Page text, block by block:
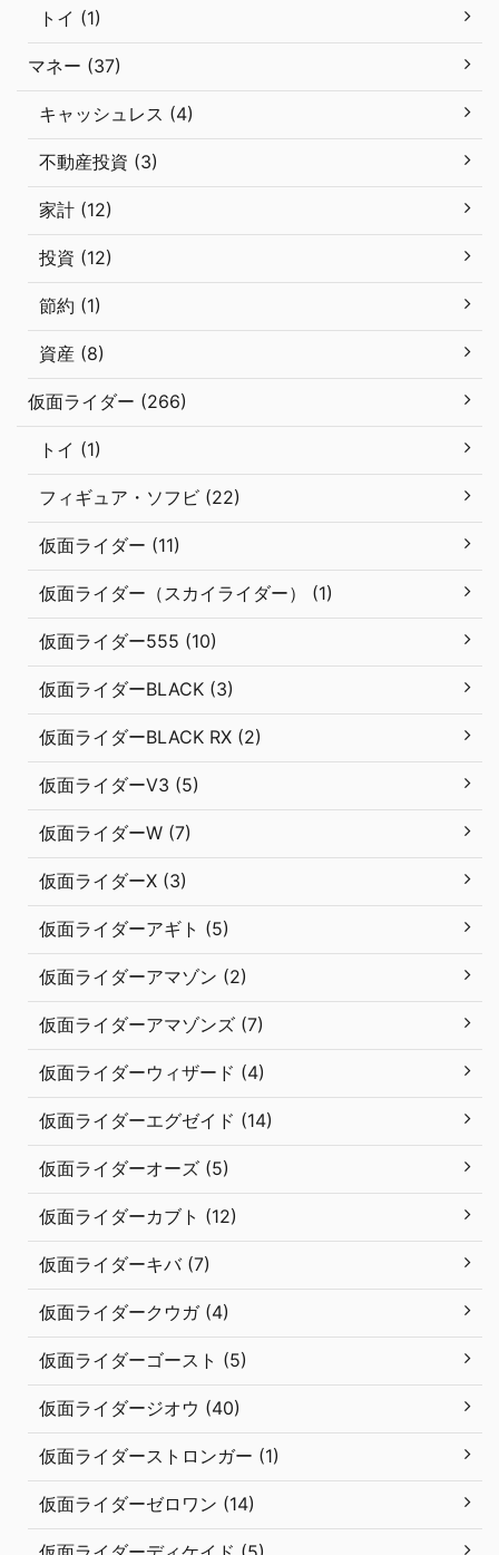
トイ (1)
マネー (37)
キャッシュレス (4)
不動産投資 (3)
家計 (12)
投資 (12)
節約 (1)
資産 (8)
仮面ライダー (266)
トイ (1)
フィギュア・ソフビ (22)
仮面ライダー (11)
仮面ライダー（スカイライダー） (1)
仮面ライダー555 (10)
仮面ライダーBLACK (3)
仮面ライダーBLACK RX (2)
仮面ライダーV3 (5)
仮面ライダーW (7)
仮面ライダーX (3)
仮面ライダーアギト (5)
仮面ライダーアマゾン (2)
仮面ライダーアマゾンズ (7)
仮面ライダーウィザード (4)
仮面ライダーエグゼイド (14)
仮面ライダーオーズ (5)
仮面ライダーカブト (12)
仮面ライダーキバ (7)
仮面ライダークウガ (4)
仮面ライダーゴースト (5)
仮面ライダージオウ (40)
仮面ライダーストロンガー (1)
仮面ライダーゼロワン (14)